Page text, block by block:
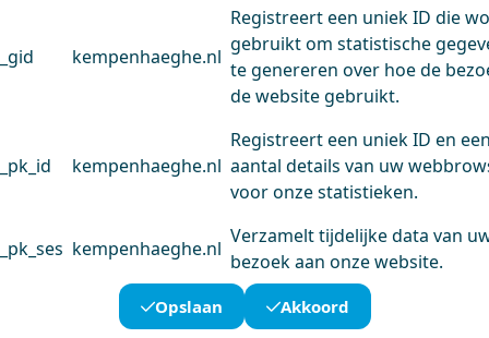
_gid kempenhaeghe.nl
Registreert een uniek ID die
gebruikt om statistische
te genereren over hoe de
de website gebruikt.
_pk_id kempenhaeghe.nl
Registreert een uniek ID en
aantal details van uw
voor onze statistieken.
_pk_ses kempenhaeghe.nl
Verzamelt tijdelijke data van
bezoek aan onze website.
Opslaan Akkoord